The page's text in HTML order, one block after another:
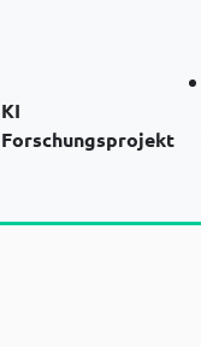
KI
Forschungsprojekt